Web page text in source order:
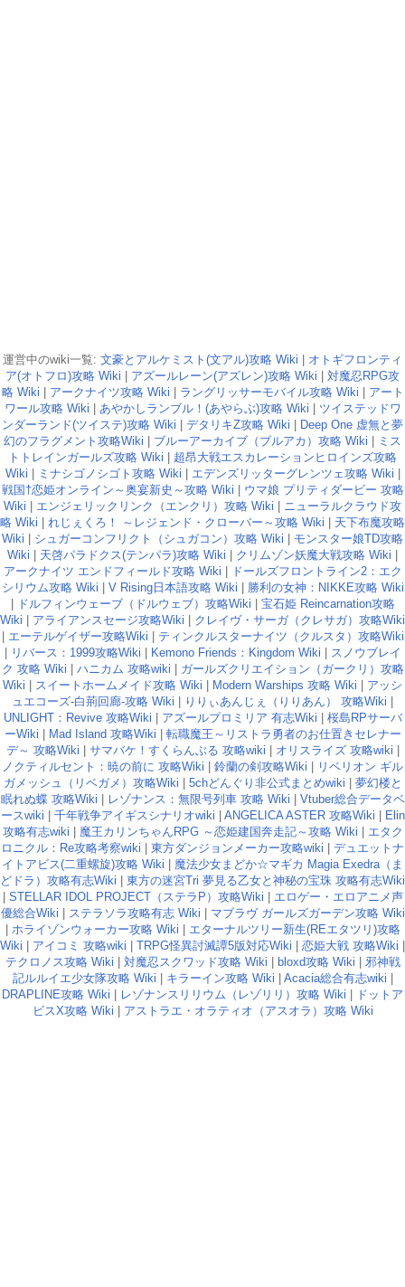
運営中のwiki一覧: 文豪とアルケミスト(文アル)攻略 Wiki
オトギフロンティ
ア(オトフロ)攻略 Wiki
アズールレーン(アズレン)攻略 Wiki
対魔忍RPG攻
略 Wiki
アークナイツ攻略 Wiki ラングリッサーモバイル攻略 Wiki
アート
ワール攻略 Wiki
あやかしランブル！(あやらぶ)攻略 Wiki
ツイステッドワ
ンダーランド(ツイステ)攻略 Wiki
デタリキZ攻略 Wiki
Deep One 虚無と夢
幻のフラグメント攻略Wiki
ブルーアーカイブ（ブルアカ）攻略 Wiki
ミス
トトレインガールズ攻略 Wiki
超昂大戦エスカレーションヒロインズ攻略
Wiki
ミナシゴノシゴト攻略 Wiki エデンズリッターグレンツェ攻略 Wiki
戦国†恋姫オンライン～奥宴新史～攻略 Wiki
ウマ娘 プリティダービー 攻略
Wiki
エンジェリックリンク（エンクリ）攻略 Wiki
ニューラルクラウド攻
略 Wiki
れじぇくろ！ ～レジェンド・クローバー～攻略 Wiki
天下布魔攻略
Wiki
シュガーコンフリクト（シュガコン）攻略 Wiki
モンスター娘TD攻略
Wiki
天啓パラドクス(テンパラ)攻略 Wiki クリムゾン妖魔大戦攻略 Wiki
アークナイツ エンドフィールド攻略 Wiki
ドールズフロントライン2：エク
シリウム攻略 Wiki
V Rising日本語攻略 Wiki
勝利の女神：NIKKE攻略 Wiki
ドルフィンウェーブ（ドルウェブ）攻略Wiki
宝石姫 Reincarnation攻略
Wiki
アライアンスセージ攻略Wiki
クレイヴ・サーガ（クレサガ）攻略Wiki
エーテルゲイザー攻略Wiki
ティンクルスターナイツ（クルスタ）攻略Wiki
リバース：1999攻略Wiki Kemono Friends：Kingdom Wiki
スノウブレイ
ク 攻略 Wiki
ハニカム 攻略wiki
ガールズクリエイション（ガークリ）攻略
Wiki
スイートホームメイド攻略 Wiki Modern Warships 攻略 Wiki
アッシ
ュエコーズ-白荊回廊-攻略 Wiki
りりぃあんじぇ（りりあん） 攻略Wiki
UNLIGHT：Revive 攻略Wiki
アズールプロミリア 有志Wiki
桜島RPサーバ
ーWiki
Mad Island 攻略Wiki
転職魔王～リストラ勇者のお仕置きセレナー
デ～ 攻略Wiki
サマバケ！すくらんぶる 攻略wiki オリスライズ 攻略wiki
ノクティルセント：暁の前に 攻略Wiki
鈴蘭の剣攻略Wiki
リベリオン ギル
ガメッシュ（リベガメ）攻略Wiki
5chどんぐり非公式まとめwiki
夢幻楼と
眠れぬ蝶 攻略Wiki
レゾナンス：無限号列車 攻略 Wiki
Vtuber総合データベ
ースwiki
千年戦争アイギスシナリオwiki ANGELICA ASTER 攻略Wiki
Elin
攻略有志wiki
魔王カリンちゃんRPG ～恋姫建国奔走記～攻略 Wiki
エタク
ロニクル：Re攻略考察wiki
東方ダンジョンメーカー攻略wiki
デュエットナ
イトアビス(二重螺旋)攻略 Wiki
魔法少女まどか☆マギカ Magia Exedra（ま
どドラ）攻略有志Wiki
東方の迷宮Tri 夢見る乙女と神秘の宝珠 攻略有志Wiki
STELLAR IDOL PROJECT（ステラP）攻略Wiki
エロゲー・エロアニメ声
優総合Wiki
ステラソラ攻略有志 Wiki
マブラヴ ガールズガーデン攻略 Wiki
ホライゾンウォーカー攻略 Wiki
エターナルツリー新生(REエタツリ)攻略
Wiki
アイコミ 攻略wiki TRPG怪異討滅譚5版対応Wiki 恋姫大戦 攻略Wiki
テクロノス攻略 Wiki
対魔忍スクワッド攻略 Wiki bloxd攻略 Wiki
邪神戦
記ルルイエ少女隊攻略 Wiki
キラーイン攻略 Wiki Acacia総合有志wiki
DRAPLINE攻略 Wiki
レゾナンスリリウム（レゾリリ）攻略 Wiki
ドットア
ビスX攻略 Wiki
アストラエ・オラティオ（アスオラ）攻略 Wiki